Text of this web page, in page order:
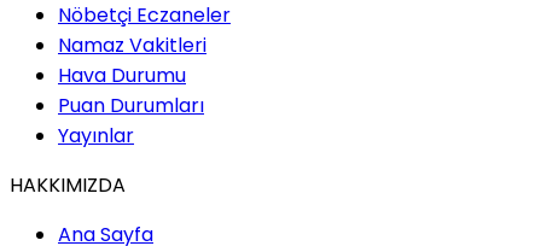
Nöbetçi Eczaneler
Namaz Vakitleri
Hava Durumu
Puan Durumları
Yayınlar
HAKKIMIZDA
Ana Sayfa